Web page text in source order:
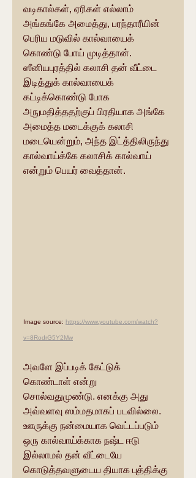
வடிகால்கள், ஏரிகள் எல்லாம்
அங்கங்கே அமைத்து, பரந்தாரீயின்
பெரிய மடுவில் கால்வாயைக்
கொண்டு போய் முடித்தான்.
ஸீனியபுரத்தில் கலாசி தன் வீட்டை
இடித்துக் கால்வாயைக்
கட்டிக்கொண்டு போக
அநுமதித்ததற்குப் பிரதியாக அங்கே
அமைத்த மடைக்குக் கலாசி
மடையென்றும், அந்த இட்த்திலிருந்து
கால்வாய்க்கே கலாசிக் கால்வாய்
என்றும் பெயர் வைத்தான்.
Image source: https://www.youtube.com/watch?
v=8RodrG5Y2Mw
அவளே இப்படிக் கேட்டுக்
கொண்டாள் என்று
சொல்வதுமுண்டு. எனக்கு அது
அவ்வளவு ஸம்மதமாகப் படவில்லை.
ஊருக்கு நன்மையாக வெட்டப்படும்
ஒரு கால்வாய்க்காக நஷ்ட ஈடு
இல்லாமல் தன் வீட்டையே
கொடுத்தவளுடைய தியாக புத்திக்கு